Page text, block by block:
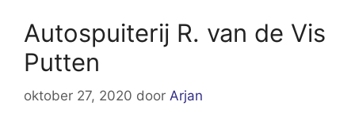
Autospuiterij R. van de Vis
Putten
oktober 27, 2020 door Arjan